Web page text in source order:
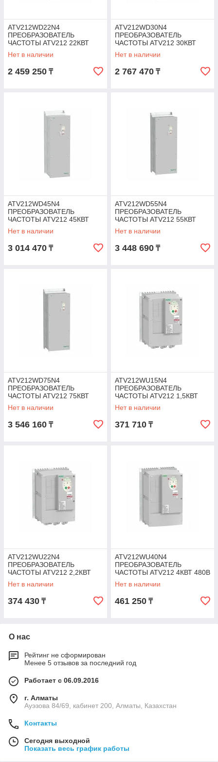
ATV212WD22N4
ПРЕОБРАЗОВАТЕЛЬ
ЧАСТОТЫ ATV212 22КВТ
480В IP55
Нет в наличии
2 459 250 ₸
ATV212WD30N4
ПРЕОБРАЗОВАТЕЛЬ
ЧАСТОТЫ ATV212 30КВТ
480В IP55
Нет в наличии
2 767 470 ₸
ATV212WD45N4
ПРЕОБРАЗОВАТЕЛЬ
ЧАСТОТЫ ATV212 45КВТ
480В IP55
Нет в наличии
3 014 470 ₸
ATV212WD55N4
ПРЕОБРАЗОВАТЕЛЬ
ЧАСТОТЫ ATV212 55КВТ
480В IP55
Нет в наличии
3 448 690 ₸
ATV212WD75N4
ПРЕОБРАЗОВАТЕЛЬ
ЧАСТОТЫ ATV212 75КВТ
480В IP55
Нет в наличии
3 546 160 ₸
ATV212WU15N4
ПРЕОБРАЗОВАТЕЛЬ
ЧАСТОТЫ ATV212 1,5КВТ
480В IP55
Нет в наличии
371 710 ₸
ATV212WU22N4
ПРЕОБРАЗОВАТЕЛЬ
ЧАСТОТЫ ATV212 2,2КВТ
480В IP55
Нет в наличии
374 430 ₸
ATV212WU40N4
ПРЕОБРАЗОВАТЕЛЬ
ЧАСТОТЫ ATV212 4КВТ 480В
IP55
Нет в наличии
461 250 ₸
О нас
Рейтинг не сформирован
Менее 5 отзывов за последний год
Работает с 06.09.2016
г. Алматы
Ауэзова 84/69, кабинет 200, Алматы, Казахстан
Контакты
Сегодня выходной
Показать весь график работы